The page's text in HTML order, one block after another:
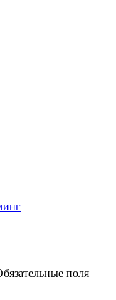
поля